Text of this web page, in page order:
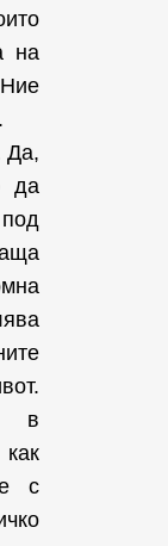
на
Да,
да
в
с